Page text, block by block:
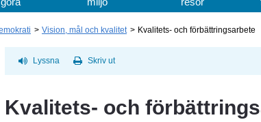
Vision, mål och kvalitet Kvalitets- och förbättringsarbete
Lyssna Skriv ut
Kvalitets- och